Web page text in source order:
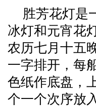
胜芳花灯是
冰灯和元宵花
农历七月十五
一字排开，每
色纸作底盘，
个一个次序放